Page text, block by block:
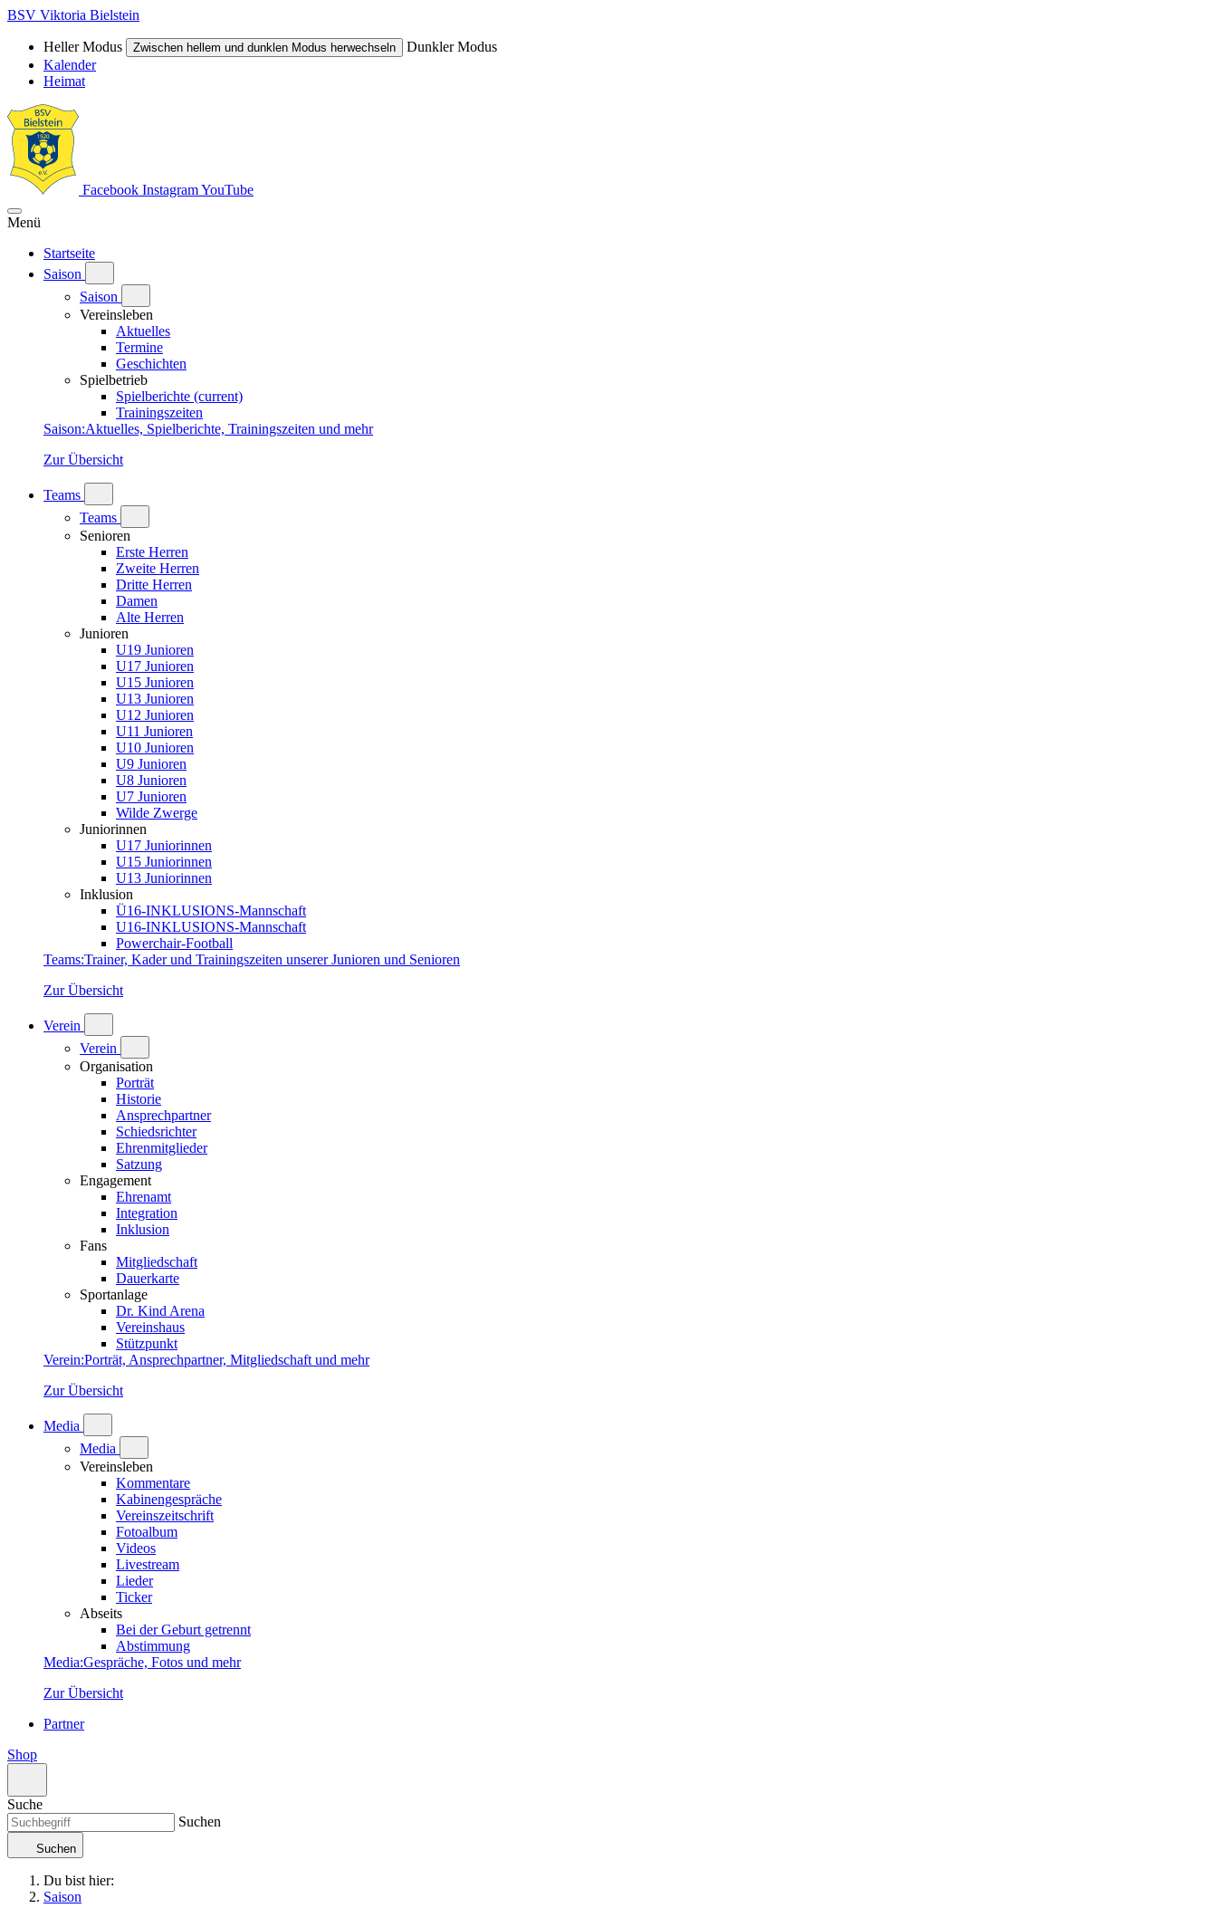
BSV Viktoria Bielstein
Heller Modus Zwischen hellem und dunklen Modus herwechseln
Dunkler Modus
Kalender
Heimat
Facebook InstagramYouTube
Menü
Startseite
Saison
Saison
Vereinsleben
Aktuelles
Termine
Geschichten
Spielbetrieb
Spielberichte (current)
Trainingszeiten
Saison:Aktuelles, Spielberichte, Trainingszeiten und mehr
Zur Übersicht
Teams
Teams
Senioren
Erste Herren
Zweite Herren
Dritte Herren
Damen
Alte Herren
Junioren
U19 Junioren
U17 Junioren
U15 Junioren
U13 Junioren
U12 Junioren
U11 Junioren
U10 Junioren
U9 Junioren
U8 Junioren
U7 Junioren
Wilde Zwerge
Juniorinnen
U17 Juniorinnen
U15 Juniorinnen
U13 Juniorinnen
Inklusion
Ü16-INKLUSIONS-Mannschaft
U16-INKLUSIONS-Mannschaft
Powerchair-Football
Teams:Trainer, Kader und Trainingszeiten unserer Junioren und Senioren
Zur Übersicht
Verein
Verein
Organisation
Porträt
Historie
Ansprechpartner
Schiedsrichter
Ehrenmitglieder
Satzung
Engagement
Ehrenamt
Integration
Inklusion
Fans
Mitgliedschaft
Dauerkarte
Sportanlage
Dr. Kind Arena
Vereinshaus
Stützpunkt
Verein:Porträt, Ansprechpartner, Mitgliedschaft und mehr
Zur Übersicht
Media
Media
Vereinsleben
Kommentare
Kabinengespräche
Vereinszeitschrift
Fotoalbum
Videos
Livestream
Lieder
Ticker
Abseits
Bei der Geburt getrennt
Abstimmung
Media:Gespräche, Fotos und mehr
Zur Übersicht
Partner
Shop
Suche
Suchen
Suchen
Du bist hier:
Saison